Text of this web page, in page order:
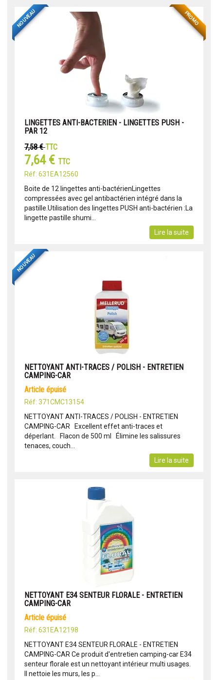
PROMO
NOUVEAU
LINGETTES ANTI-BACTERIEN - LINGETTES PUSH -
PAR 12
7,58 €TTC
7,64 € TTC
Réf: 631EA12560
Boite de 12 lingettes anti-bactérienLingettes
compressées avec gel antibactérien intégré dans la
pastille.Utilisation des lingettes PUSH anti-bactérien :La
lingette pastille shumi...
Lire la suite
NOUVEAU
NETTOYANT ANTI-TRACES / POLISH - ENTRETIEN
CAMPING-CAR
article épuisé
Réf: 371CMC13154
NETTOYANT ANTI-TRACES / POLISH - ENTRETIEN
CAMPING-CAR Excellent effet anti-traces et
déperlant. Flacon de 500 ml Élimine les salissures
tenaces, couch...
Lire la suite
NETTOYANT E34 SENTEUR FLORALE - ENTRETIEN
CAMPING-CAR
article épuisé
Réf: 631EA12198
NETTOYANT E34 SENTEUR FLORALE - ENTRETIEN
CAMPING-CAR Ce produit d'entretien camping-car E34
senteur florale est un nettoyant intérieur multi usages.
Il nettoie les murs, les p...